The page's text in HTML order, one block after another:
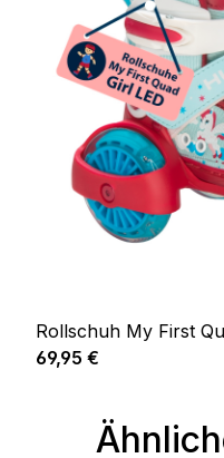
Rollschuh My First
Regulärer Preis:
69,95 €
Produktgalerie